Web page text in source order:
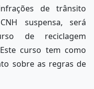
de trânsito
suspensa, será
de reciclagem
curso tem como
sobre as regras de